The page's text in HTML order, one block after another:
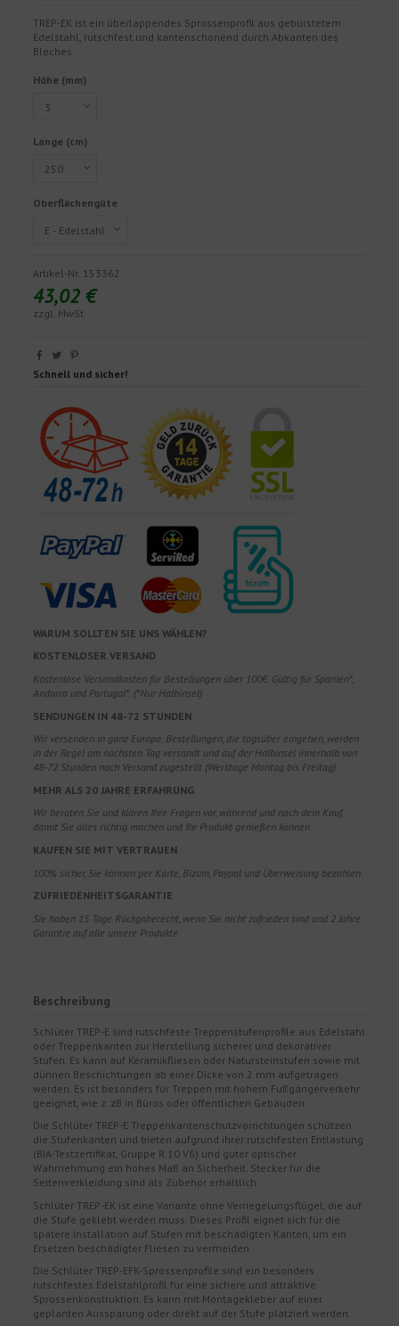
TREP-EK ist ein überlappendes Sprossenprofil aus gebürstetem
Edelstahl, rutschfest und kantenschonend durch Abkanten des
Bleches.
Höhe (mm)
Lange (cm)
Oberflächengüte
Artikel-Nr. 153362
43,02 €
zzgl. MwSt.
Schnell und sicher!
WARUM SOLLTEN SIE UNS WÄHLEN?
KOSTENLOSER VERSAND
Kostenlose Versandkosten für Bestellungen über 100€. Gültig für Spanien*,
Andorra und Portugal*. (*Nur Halbinsel)
SENDUNGEN IN 48-72 STUNDEN
Wir versenden in ganz Europa. Bestellungen, die tagsüber eingehen, werden
in der Regel am nächsten Tag versandt und auf der Halbinsel innerhalb von
48-72 Stunden nach Versand zugestellt (Werktage Montag bis Freitag).
MEHR ALS 20 JAHRE ERFAHRUNG
Wir beraten Sie und klären Ihre Fragen vor, während und nach dem Kauf,
damit Sie alles richtig machen und Ihr Produkt genießen können.
KAUFEN SIE MIT VERTRAUEN
100% sicher, Sie können per Karte, Bizum, Paypal und Überweisung bezahlen.
ZUFRIEDENHEITSGARANTIE
Sie haben 15 Tage Rückgaberecht, wenn Sie nicht zufrieden sind und 2 Jahre
Garantie auf alle unsere Produkte.
Beschreibung
Schlüter TREP-E sind rutschfeste Treppenstufenprofile aus Edelstahl
oder Treppenkanten zur Herstellung sicherer und dekorativer
Stufen. Es kann auf Keramikfliesen oder Natursteinstufen sowie mit
dünnen Beschichtungen ab einer Dicke von 2 mm aufgetragen
werden. Es ist besonders für Treppen mit hohem Fußgängerverkehr
geeignet, wie z. zB in Büros oder öffentlichen Gebäuden.
Die Schlüter TREP-E Treppenkantenschutzvorrichtungen schützen
die Stufenkanten und bieten aufgrund ihrer rutschfesten Entlastung
(BIA-Testzertifikat, Gruppe R 10 V6) und guter optischer
Wahrnehmung ein hohes Maß an Sicherheit. Stecker für die
Seitenverkleidung sind als Zubehör erhältlich.
Schlüter TREP-EK ist eine Variante ohne Verriegelungsflügel, die auf
die Stufe geklebt werden muss. Dieses Profil eignet sich für die
spätere Installation auf Stufen mit beschädigten Kanten, um ein
Ersetzen beschädigter Fliesen zu vermeiden.
Die Schlüter TREP-EFK-Sprossenprofile sind ein besonders
rutschfestes Edelstahlprofil für eine sichere und attraktive
Sprossenkonstruktion. Es kann mit Montagekleber auf einer
geplanten Aussparung oder direkt auf der Stufe platziert werden.